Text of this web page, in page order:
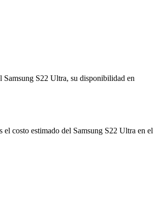
Samsung S22 Ultra, su disponibilidad en
costo estimado del Samsung S22 Ultra en el